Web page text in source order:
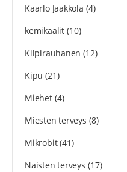
Kaarlo Jaakkola (4)
kemikaalit(10)
Kilpirauhanen (12)
Kipu (21)
Miehet(4)
Miesten terveys (8)
Mikrobit(41)
Naisten terveys (17)